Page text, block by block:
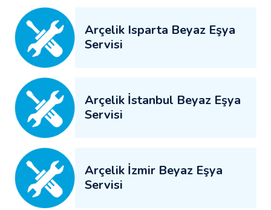
Arçelik Isparta Beyaz Eşya
Servisi
Arçelik İstanbul Beyaz Eşya
Servisi
Arçelik İzmir Beyaz Eşya
Servisi